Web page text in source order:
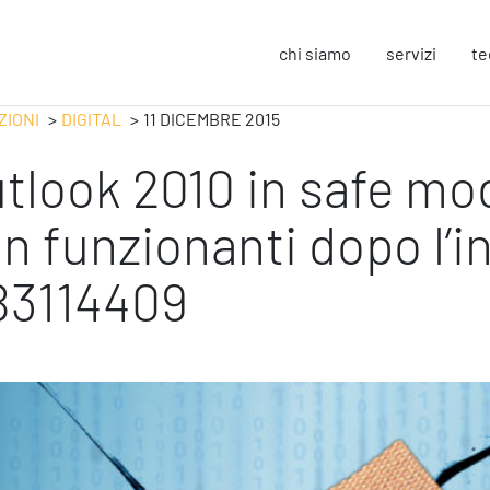
chi siamo servizi
Strategy
Business Process Improvement
Marketing Strategico
Finanza Strategica
Operation
Smart Working
DIGITAL 11 DICEMBRE 2015
2010 in safe
funzionanti dopo